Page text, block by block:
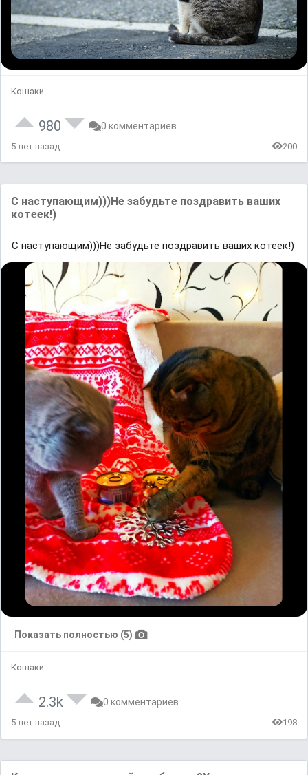
Кошаки
980 0 комментариев
5 лет назад 200
С наступающим)))Не забудьте поздравить ваших
котеек!)
С наступающим)))Не забудьте поздравить ваших котеек!)
Показать полностью (5)
Кошаки
2.3k 0 комментариев
5 лет назад 198